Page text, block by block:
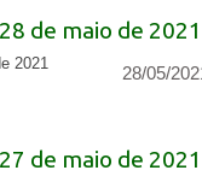
de maio de 2021
2021 28/05/
de maio de 2021